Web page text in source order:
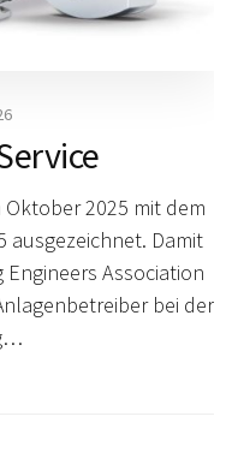
Oktober 2025 mit dem
ausgezeichnet. Damit
Association
bei der